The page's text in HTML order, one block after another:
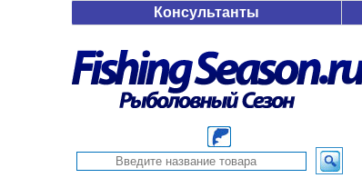
Консультанты